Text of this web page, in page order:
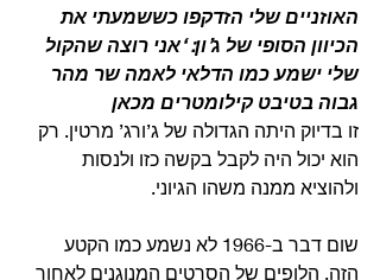
האוזניים שלי הזדקפו כששמעתי את
הכיוון הסופי של ג’ון: ‘אני רוצה שהקול
שלי ישמע כמו הדלאי לאמה שר מהר
גבוה בטיבט קילומטרים מכאן
זו בדיוק היתה הגדולה של ג’ורג’ מרטין. רק
הוא יכול היה לקבל בקשה כזו ולנסות
ולהוציא ממנה משהו הגיוני.
שום דבר ב-1966 לא נשמע כמו הקטע
הזה. הלופים של הסרטים המנוגנים לאחור